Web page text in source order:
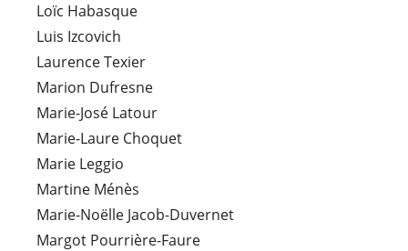
Loïc Habasque
Luis Izcovich
Laurence Texier
Marion Dufresne
Marie-José Latour
Marie-Laure Choquet
Marie Leggio
Martine Ménès
Marie-Noëlle Jacob-Duvernet
Margot Pourrière-Faure